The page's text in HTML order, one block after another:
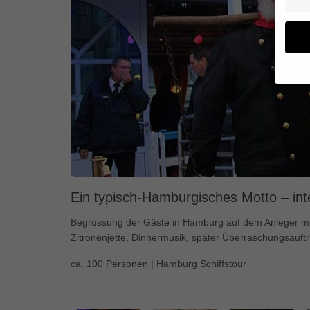
Ein typisch-Hamburgisches Motto –
Begrüssung der Gäste in Hamburg auf dem Anleger
Zitronenjette, Dinnermusik, später
ca. 100 Personen | Hamburg Schiffstour
Wir
von
(z. B.
und